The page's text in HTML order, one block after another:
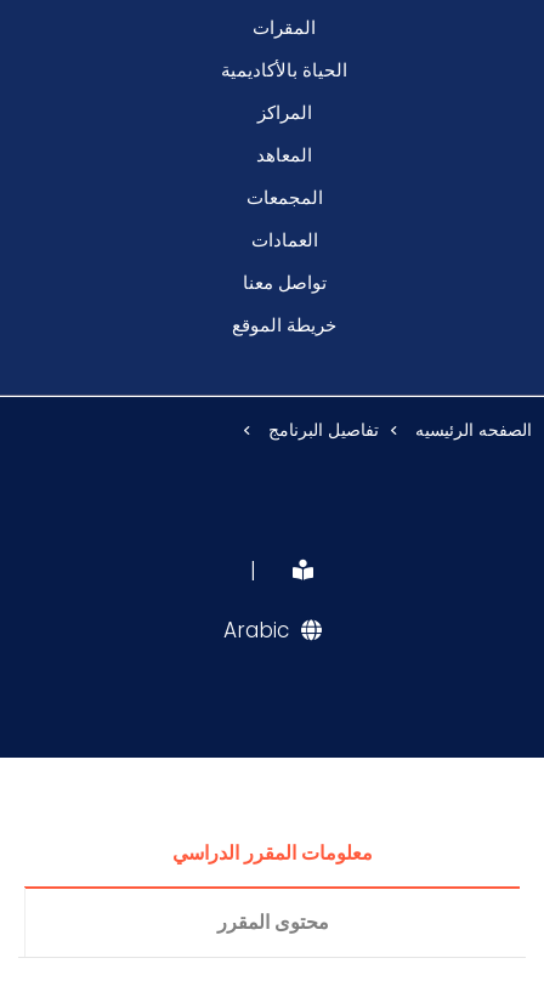
المقرات
الحياة بالأكاديمية
المراكز
المعاهد
المجمعات
العمادات
تواصل معنا
خريطة الموقع
الصفحه الرئيسيه تفاصيل البرنامج
|
Arabic
معلومات المقرر الدراسي
محتوى المقرر